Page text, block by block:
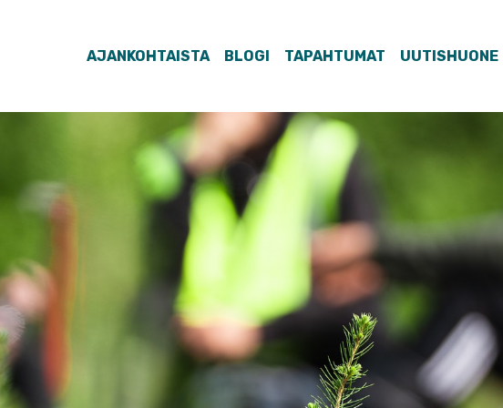
AJANKOHTAISTA BLOGI TAPAHTUMAT UUTISHUONE